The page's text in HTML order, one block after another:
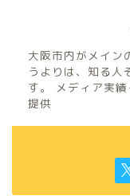
大阪市内がメイン
うよりは、知る人
す。 メディア実
提供